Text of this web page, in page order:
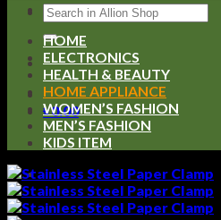
Search
for:
৳0.00
HOME
ELECTRONICS
HEALTH & BEAUTY
HOME APPLIANCE
WOMEN’S FASHION
MEN’S FASHION
KIDS ITEM